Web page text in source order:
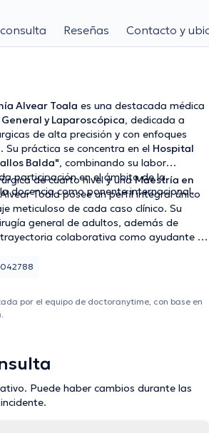
Reseñas Contacto y
Alvear Toala es una destacada médica
y Laparoscópica, dedicada a
de alta precisión y con enfoques
Su práctica se concentra en el Hospital
Balda", combinando su labor
participación en el ámbito de la
docencia como ponente internacional.
de cuarto nivel y unaMaestría en
Toala posee un perfil integral único
meticuloso de cada caso clínico. Su
general de adultos, además de
colaborativa como ayudante en
se centra en la recuperación
por el equipo de doctoranytime, con base en
Puede haber cambios durante las